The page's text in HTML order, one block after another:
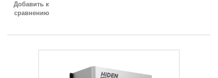
Добавить к
сравнению